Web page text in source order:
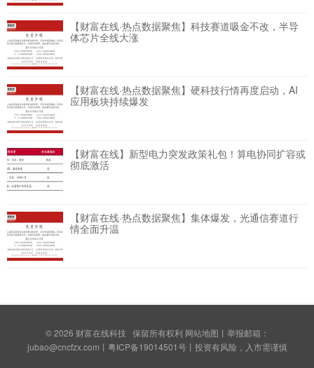
【财富在线·热点数据聚焦】科技赛道吸金不改，半导
体芯片全线大涨
【财富在线·热点数据聚焦】硬科技行情再度启动，AI
应用板块持续爆发
【财富在线】新型电力突发政策礼包！算电协同扩容或
彻底激活
【财富在线·热点数据聚焦】集体爆发，光通信赛道行
情全面升温
© 2026 财富在线科技 保留所有权利 网站地图 丨举报邮箱：
jubao@cncfzx.com丨 粤ICP备19014501号丨投资有风险，入市需谨慎